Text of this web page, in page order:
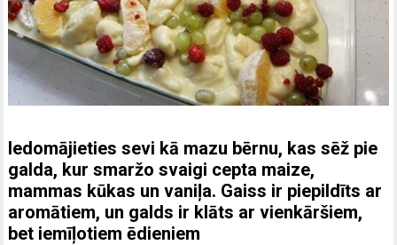
Iedomājieties sevi kā mazu bērnu, kas sēž pie
galda, kur smaržo svaigi cepta maize,
mammas kūkas un vaniļa. Gaiss ir piepildīts ar
aromātiem, un galds ir klāts ar vienkāršiem,
bet iemīļotiem ēdieniem